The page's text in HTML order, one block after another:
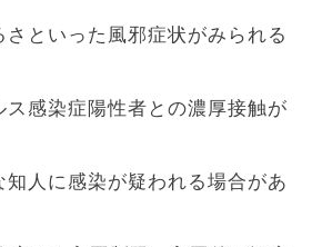
さといった風邪症状がみられる
ス感染症陽性者との濃厚接触が
知人に感染が疑われる場合があ